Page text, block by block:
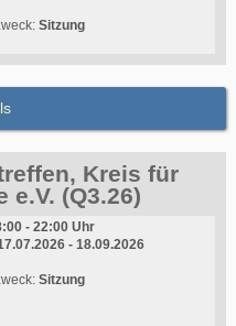
Sitzung
Kreis für
(Q3.26)
- 22:00 Uhr
- 18.09.2026
Sitzung